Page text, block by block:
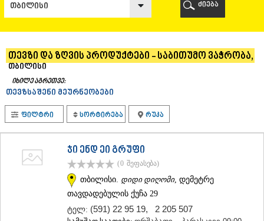
ᲩᲐᲥᲕᲘ
ᲝᲖᲣᲠᲒᲔᲗᲘ
ᲩᲝᲮᲐᲢᲐᲣᲠᲘ
ᲣᲠᲔᲙᲘ
ᲘᲛᲔᲠᲔᲗᲘ
ᲑᲐᲦᲓᲐᲗᲘ
ᲕᲐᲜᲘ
ᲖᲔᲡᲢᲐᲤᲝᲜᲘ
ᲗᲔᲠᲯᲝᲚᲐ
ᲡᲐᲩᲮᲔᲠᲔ
ᲢᲧᲘᲑᲣᲚᲘ
ძიება
თევზი და ზღვის პროდუქტები - საბითუმო ვაჭრობა,
თბილისი
იხილე აგრეთვე:
თევზსაშენი მეურნეობები
ფილტრი სორტირება რუკა
ჯი ენდ ეი გრუფი
(0 შეფასება)
თბილისი. დიდი დიღომი, დემეტრე
თავდადებულის ქუჩა 29
ტელ: (591) 22 95 19, 2 205 507